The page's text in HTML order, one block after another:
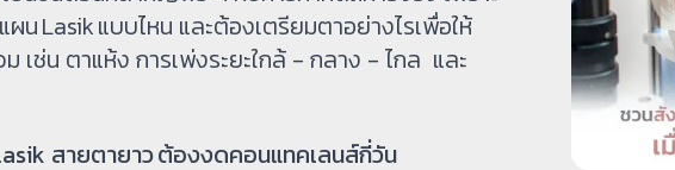
น Lasik แบบไหน และต้องเตรียมตาอย่างไรเพื่อให้
ช่น ตาแห้ง การเพ่งระยะใกล้ - กลาง - ไกล และ
สายตายาว ต้องงดคอนแทคเลนส์กี่วัน